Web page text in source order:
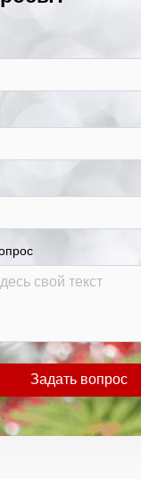
Задать вопрос